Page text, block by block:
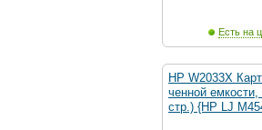
Есть на
HP W2033X
ченной
стр.) {HP LJ